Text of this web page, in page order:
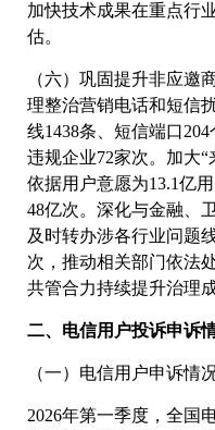
加快技术成果在重点行
估。
（六）巩固提升非应邀
理整治营销电话和短信
线1438条、短信端口
违规企业72家次。加大“
依据用户意愿为13.1亿
48亿次。深化与金融、
及时转办涉各行业问题
次，推动相关部门依法
共管合力持续提升治理成
二、电信用户投诉申诉
（一）电信用户申诉情
2026年第一季度，全国